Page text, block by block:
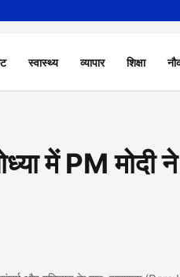
स्वास्थ्य व्यापार शिक्षा
में PM मोदी